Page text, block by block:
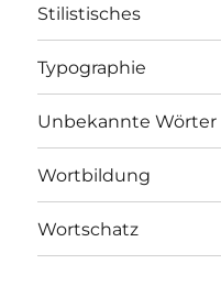
Stilistisches
Typographie
Unbekannte Wörter
Wortbildung
Wortschatz